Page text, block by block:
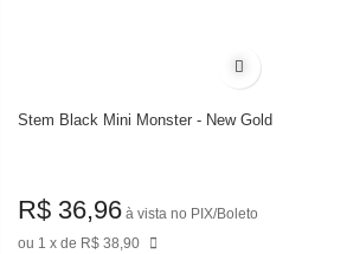
Adicionar à
Stem Black Mini Monster - New Gold
1 de R$ 38,90
R$ 36,96 à vista no PIX/Boleto